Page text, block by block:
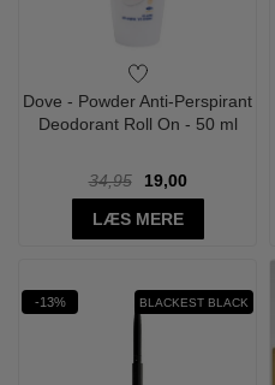
Dove - Powder Anti-Perspirant
Deodorant Roll On - 50 ml
34,95
19,00
LÆS MERE
-13% BLACKEST BLACK